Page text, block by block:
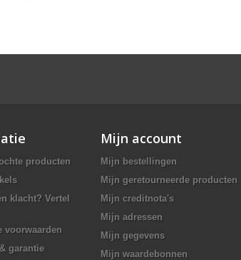
producten
klacht? Vertel
voorwaarden
garantie
Mijn account
Mijn bestellingen
Mijn geretourneerde producten
Mijn creditnota's
Mijn adressen
Mijn gegevens
Mijn waardebonnen